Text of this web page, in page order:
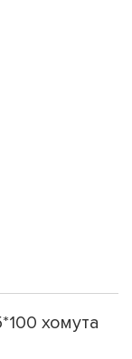
хомута